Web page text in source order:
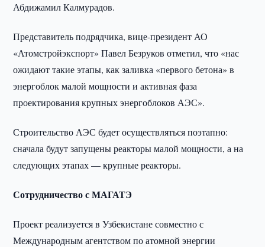
Абдижамил Калмурадов.
Представитель подрядчика, вице-президент АО
«Атомстройэкспорт» Павел Безруков отметил, что «нас
ожидают такие этапы, как заливка «первого бетона» в
энергоблок малой мощности и активная фаза
проектирования крупных энергоблоков АЭС».
Строительство АЭС будет осуществляться поэтапно:
сначала будут запущены реакторы малой мощности, а на
следующих этапах — крупные реакторы.
Сотрудничество с МАГАТЭ
Проект реализуется в Узбекистане совместно с
Международным агентством по атомной энергии